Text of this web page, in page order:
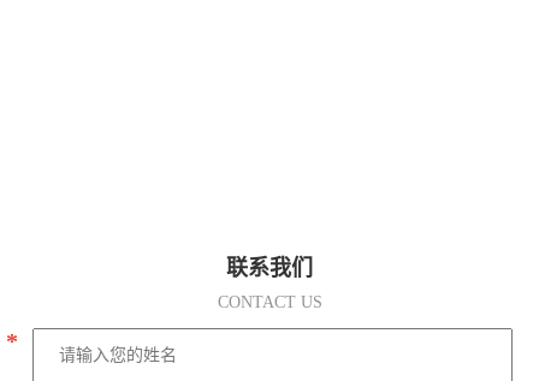
联系我们
CONTACT US
*